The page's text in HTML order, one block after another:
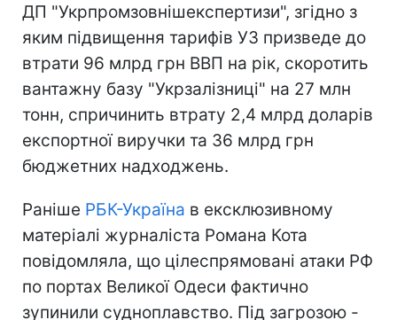
ДП "Укрпромзовнішекспертизи", згідно з
яким підвищення тарифів УЗ призведе до
втрати 96 млрд грн ВВП на рік, скоротить
вантажну базу "Укрзалізниці" на 27 млн
тонн, спричинить втрату 2,4 млрд доларів
експортної виручки та 36 млрд грн
бюджетних надходжень.
Раніше РБК-Україна в ексклюзивному
матеріалі журналіста Романа Кота
повідомляла, що цілеспрямовані атаки РФ
по портах Великої Одеси фактично
зупинили судноплавство. Під загрозою -